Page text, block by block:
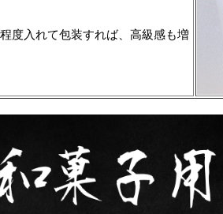
度入れて包装すれば、高級感も増